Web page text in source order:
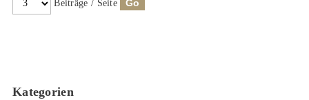
Beiträge / Seite
Kategorien